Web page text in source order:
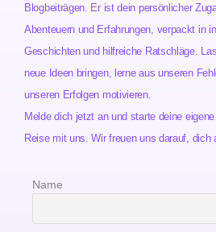
Blogbeiträgen. Er ist dein persönlicher
Abenteuern und Erfahrungen, verpackt in
Geschichten und hilfreiche Ratschläge.
neue Ideen bringen, lerne aus unseren
unseren Erfolgen motivieren.
Melde dich jetzt an und starte deine
Reise mit uns. Wir freuen uns darauf, dich
Name